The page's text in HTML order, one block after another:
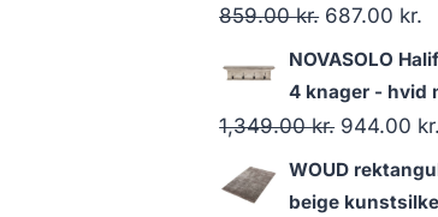
859.00kr. 687.00 kr.
NOVASOLO
4 knager - hvid
1,349.00kr. 944.00 kr.
WOUD
beige